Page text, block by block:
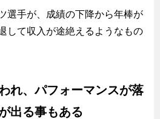
選手が、成績の下降から年棒が
して収入が途絶えるようなもの
れ、パフォーマンスが落
出る事もある